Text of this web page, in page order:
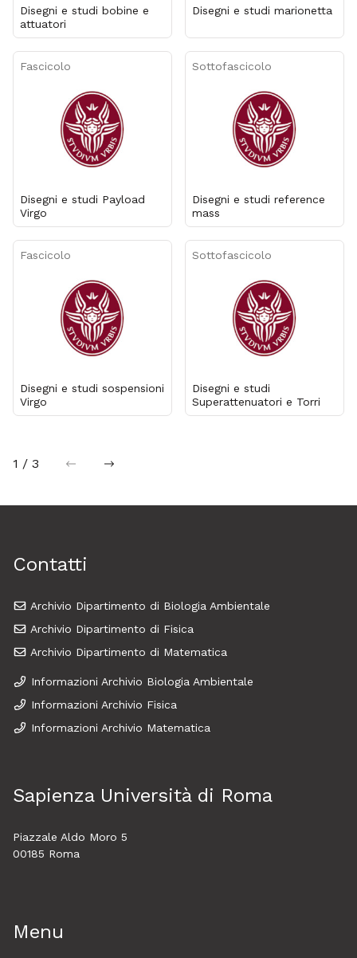
Disegni e studi bobine e
attuatori
Disegni e studi marionetta
Fascicolo
Disegni e studi Payload
Virgo
Sottofascicolo
Disegni e studi reference
mass
Fascicolo
Disegni e studi sospensioni
Virgo
Sottofascicolo
Disegni e studi
Superattenuatori e Torri
1 / 3 precedentesuccessiva
Contatti
Archivio Dipartimento di Biologia Ambientale
Archivio Dipartimento di Fisica
Archivio Dipartimento di Matematica
Informazioni Archivio Biologia Ambientale
Informazioni Archivio Fisica
Informazioni Archivio Matematica
Sapienza Università di Roma
Piazzale Aldo Moro 5
00185 Roma
Menu